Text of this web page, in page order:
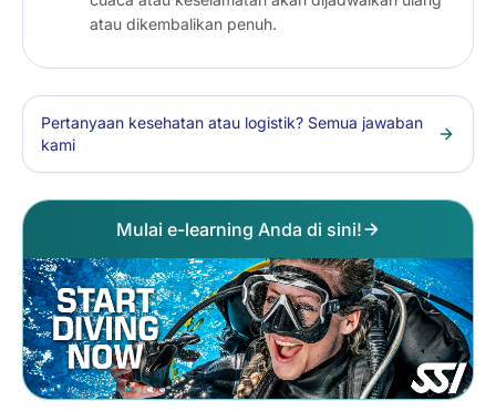
atau dikembalikan penuh.
Pertanyaan kesehatan atau logistik? Semua jawaban
kami
Mulai e-learning Anda di sini!